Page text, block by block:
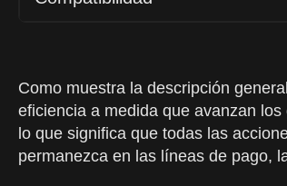
Como muestra la descripción
eficiencia a medida que avanzan
lo que significa que todas las
permanezca en las líneas de pago,